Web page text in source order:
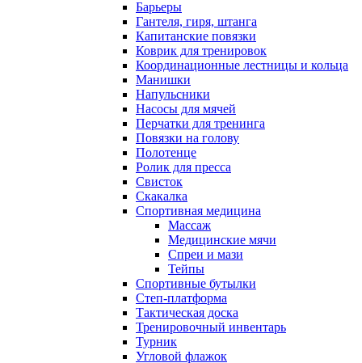
Барьеры
Гантеля, гиря, штанга
Капитанские повязки
Коврик для тренировок
Координационные лестницы и кольца
Манишки
Напульсники
Насосы для мячей
Перчатки для тренинга
Повязки на голову
Полотенце
Ролик для пресса
Свисток
Скакалка
Спортивная медицина
Массаж
Медицинские мячи
Спреи и мази
Тейпы
Спортивные бутылки
Степ-платформа
Тактическая доска
Тренировочный инвентарь
Турник
Угловой флажок